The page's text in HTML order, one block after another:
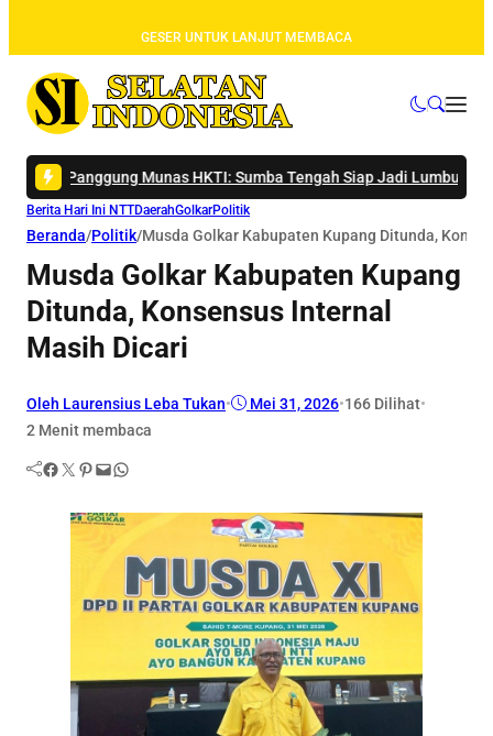
GESER UNTUK LANJUT MEMBACA
Munas HKTI: Sumba Tengah Siap Jadi Lumbung Pangan
Berita Hari Ini NTTDaerahGolkarPolitik
Beranda/Politik/Musda Golkar Kabupaten Kupang Ditunda,
Musda Golkar Kabupaten Kupang
Ditunda, Konsensus Internal
Masih Dicari
Oleh Laurensius Leba Tukan• Mei 31, 2026•166 Dilihat•
2 Menit membaca
Facebook Twitter Pinterest Mail WhatsApp